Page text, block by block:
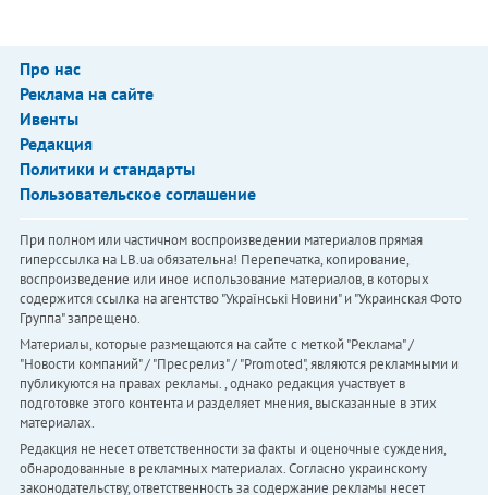
Про нас
Реклама на сайте
Ивенты
Редакция
Политики и стандарты
Пользовательское соглашение
При полном или частичном воспроизведении материалов прямая
гиперссылка на LB.ua обязательна! Перепечатка, копирование,
воспроизведение или иное использование материалов, в которых
содержится ссылка на агентство "Українськi Новини" и "Украинская Фото
Группа" запрещено.
Материалы, которые размещаются на сайте с меткой "Реклама" /
"Новости компаний" / "Пресрелиз" / "Promoted", являются рекламными и
публикуются на правах рекламы. , однако редакция участвует в
подготовке этого контента и разделяет мнения, высказанные в этих
материалах.
Редакция не несет ответственности за факты и оценочные суждения,
обнародованные в рекламных материалах. Согласно украинскому
законодательству, ответственность за содержание рекламы несет